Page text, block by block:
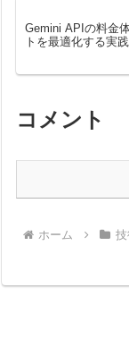
Gemini APIの料金
トを最適化する実
コメント
ホーム